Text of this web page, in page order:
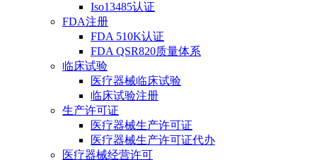
Iso13485认证
FDA注册
FDA 510K认证
FDA QSR820质量体系
临床试验
医疗器械临床试验
临床试验注册
生产许可证
医疗器械生产许可证
医疗器械生产许可证代办
医疗器械经营许可